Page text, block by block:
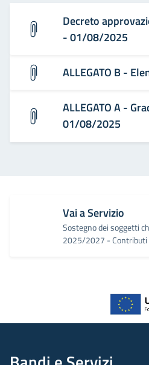
Decreto
- 01/08/2025
ALLEGATO B -
ALLEGATO A -
01/08/2025
Vai a Servizio
Sostegno dei soggetti
2025/2027 - Contributi